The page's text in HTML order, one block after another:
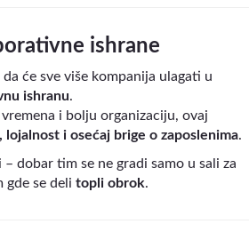
ishrane
će sve više kompanija ulagati u
ishranu.
i bolju organizaciju, ovaj
lojalnost i osećaj brige o zaposlenima.
dobar tim se ne gradi samo u sali za
gde se deli topli obrok.